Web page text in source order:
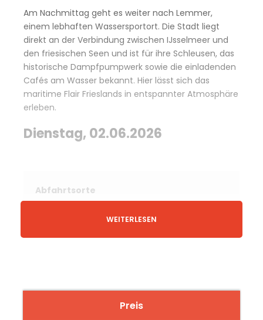
Preis
Am Nachmittag geht es weiter nach Lemmer,
einem lebhaften Wassersportort. Die Stadt liegt
direkt an der Verbindung zwischen IJsselmeer und
den friesischen Seen und ist für ihre Schleusen, das
historische Dampfpumpwerk sowie die einladenden
Cafés am Wasser bekannt. Hier lässt sich das
maritime Flair Frieslands in entspannter Atmosphäre
erleben.
Dienstag, 02.06.2026
Abfahrtsorte
Essen Hauptbahnhof, Südseite/Freiheit
WEITERLESEN